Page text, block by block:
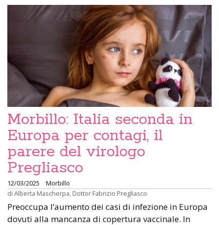
Morbillo: Italia seconda in
Europa per contagi, il
parere del virologo
Pregliasco
12/03/2025
Morbillo
di Alberta Mascherpa, Dottor Fabrizio Pregliasco
Preoccupa l’aumento dei casi di infezione in Europa
dovuti alla mancanza di copertura vaccinale. In